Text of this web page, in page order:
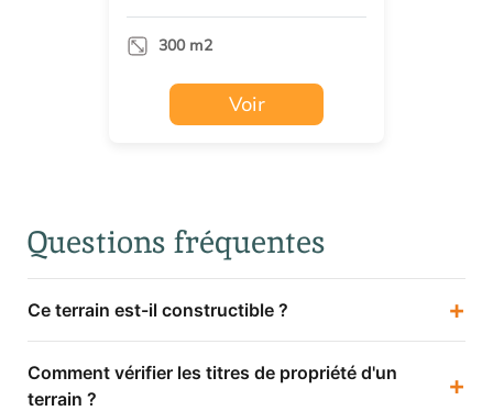
300 m2
Voir
Questions fréquentes
Ce terrain est-il constructible ? +
Comment vérifier les titres de propriété d'un
terrain ?
+